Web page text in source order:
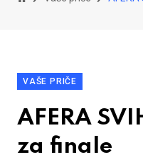
VAŠE PRIČE
AFERA
za finale